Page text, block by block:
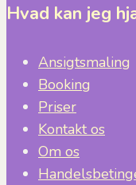
Hvad kan jeg
Ansigtsmaling
Booking
Priser
Kontakt os
Om os